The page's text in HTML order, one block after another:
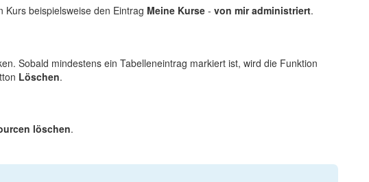
beispielsweise den Eintrag Meine Kurse - von mir administriert.
Sobald mindestens ein Tabelleneintrag markiert ist, wird die Funktion
Löschen.
löschen.